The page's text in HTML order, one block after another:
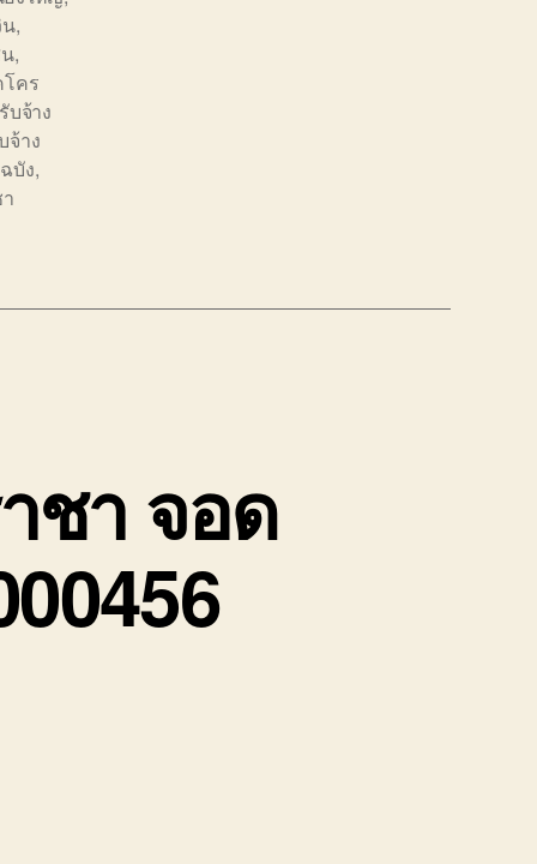
,
,
คร
บจ้าง
จ้าง
บัง,
ชา จอด